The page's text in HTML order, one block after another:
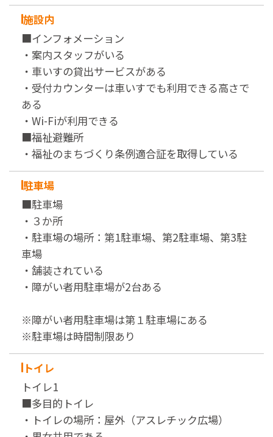
施設内
■インフォメーション
・案内スタッフがいる
・車いすの貸出サービスがある
・受付カウンターは車いすでも利用できる高さで
ある
・Wi-Fiが利用できる
■福祉避難所
・福祉のまちづくり条例適合証を取得している
駐車場
■駐車場
・３か所
・駐車場の場所：第1駐車場、第2駐車場、第3駐
車場
・舗装されている
・障がい者用駐車場が2台ある
※障がい者用駐車場は第１駐車場にある
※駐車場は時間制限あり
トイレ
トイレ1
■多目的トイレ
・トイレの場所：屋外（アスレチック広場）